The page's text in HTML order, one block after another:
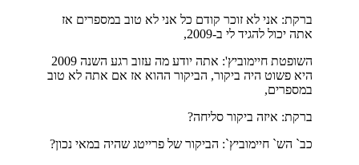
ברקת: אני לא זוכר קודם כל אני לא טוב במספרים אז
אתה יכול להגיד לי ב-2009,
השופטת חיימוביץ': אתה יודע מה עזוב רגע השנה 2009
היא פשוט היה ביקור, הביקור ההוא אז אם אתה לא טוב
במספרים,
ברקת: איזה ביקור סליחה?
כב` הש` חיימוביץ`: הביקור של פרייטג שהיה במאי נכון?